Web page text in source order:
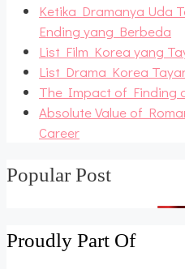
Ketika Dramanya Uda
Ending yang Berbeda
List Film Korea yang
List Drama Korea
The Impact of Finding
Absolute Value of
Career
Popular Post
Proudly Part Of